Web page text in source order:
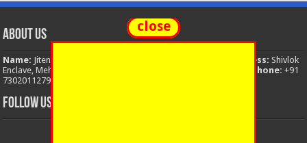
About Us
Name: Jitendra Singh Address: Shivlok
Enclave, Mehuwala Mafi, Dehradun, Uttarakhand, 248001, India
Phone: +91
7302011279
FOLLOW US
close